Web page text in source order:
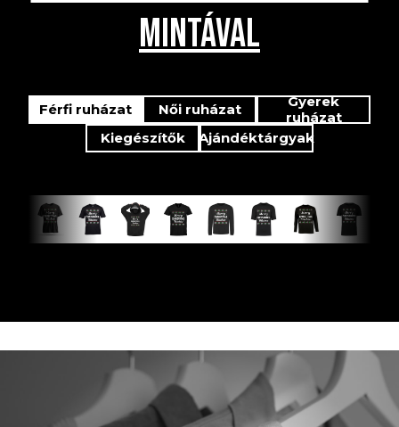
MINTÁVAL
Férfi ruházat Női ruházat
Gyerek
ruházat
Kiegészítők
Ajándéktárgyak